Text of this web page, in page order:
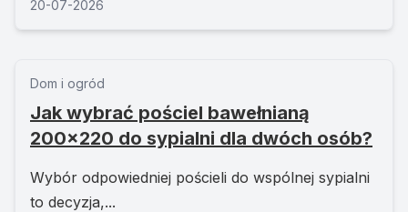
20-07-2026
Dom i ogród
Jak wybrać pościel bawełnianą
200x220 do sypialni dla dwóch osób?
Wybór odpowiedniej pościeli do wspólnej sypialni
to decyzja,...